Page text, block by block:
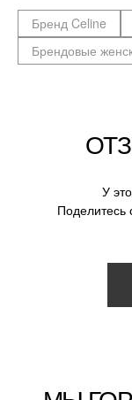
Бренд Celine
Брендовые
У
Поделитесь